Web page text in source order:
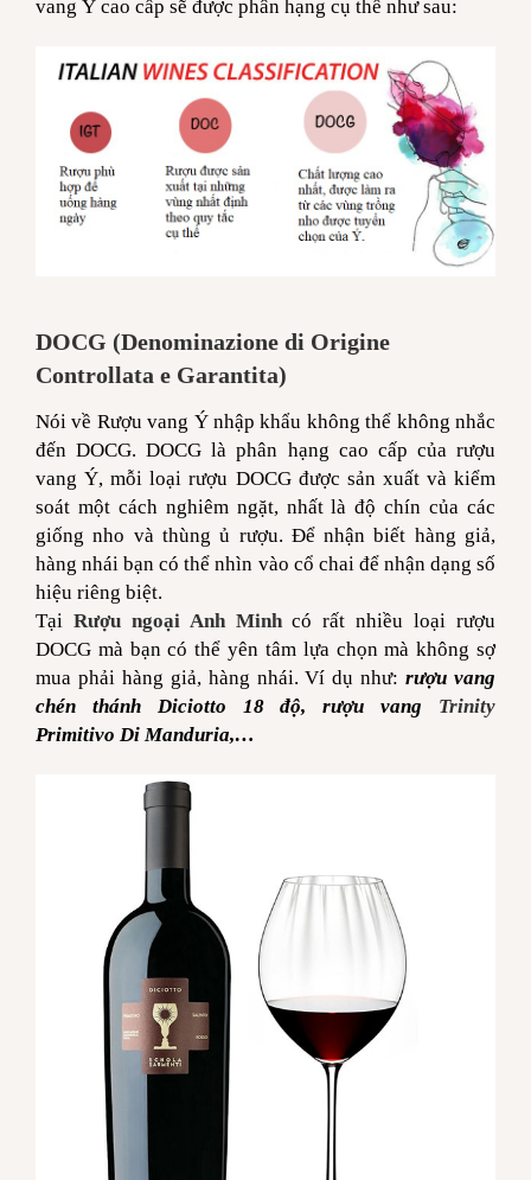
vang Ý cao cấp sẽ được phân hạng cụ thể như sau:
DOCG (Denominazione di Origine
Controllata e Garantita)
Nói về Rượu vang Ý nhập khẩu không thể không nhắc
đến DOCG. DOCG là phân hạng cao cấp của rượu
vang Ý, mỗi loại rượu DOCG được sản xuất và kiểm
soát một cách nghiêm ngặt, nhất là độ chín của các
giống nho và thùng ủ rượu. Để nhận biết hàng giả,
hàng nhái bạn có thể nhìn vào cổ chai để nhận dạng số
hiệu riêng biệt.
Tại Rượu ngoại Anh Minhcó rất nhiều loại rượu
DOCG mà bạn có thể yên tâm lựa chọn mà không sợ
mua phải hàng giả, hàng nhái. Ví dụ như:rượu vang
chén thánh Diciotto 18 độ, rượu vang Trinity
Primitivo Di Manduria,…